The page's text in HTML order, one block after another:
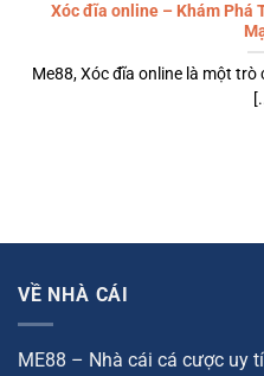
Xóc đĩa online – Khám Phá
Me88, Xóc đĩa online là một
VỀ NHÀ CÁI
ME88 – Nhà cái cá cược uy